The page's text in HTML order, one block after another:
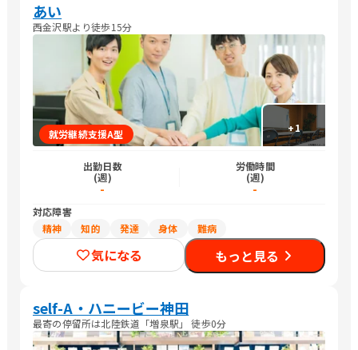
あい
西金沢駅より徒歩15分
+1
就労継続支援A型
出勤日数
(週)
-
労働時間
(週)
-
対応障害
精神
知的 発達 身体 難病
気になる もっと見る
self-A・ハニービー神田
最寄の停留所は北陸鉄道「増泉駅」 徒歩0分